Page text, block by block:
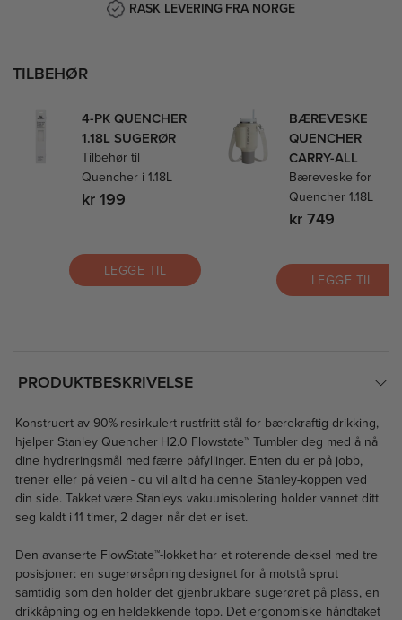
RASK LEVERING FRA NORGE
TILBEHØR
4-PK QUENCHER
1.18L SUGERØR
Tilbehør til
Quencher i 1.18L
kr 199
LEGGE TIL
BÆREVESKE
QUENCHER
CARRY-ALL
Bæreveske for
Quencher 1.18L
kr 749
LEGGE TIL
PRODUKTBESKRIVELSE
Konstruert av 90% resirkulert rustfritt stål for bærekraftig drikking,
hjelper Stanley Quencher H2.0 Flowstate™ Tumbler deg med å nå
dine hydreringsmål med færre påfyllinger. Enten du er på jobb,
trener eller på veien - du vil alltid ha denne Stanley-koppen ved
din side. Takket være Stanleys vakuumisolering holder vannet ditt
seg kaldt i 11 timer, 2 dager når det er iset.
Den avanserte FlowState™-lokket har et roterende deksel med tre
posisjoner: en sugerørsåpning designet for å motstå sprut
samtidig som den holder det gjenbrukbare sugerøret på plass, en
drikkåpning og en heldekkende topp. Det ergonomiske håndtaket